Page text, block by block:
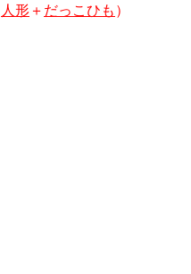
人形＋ だっこひも ）